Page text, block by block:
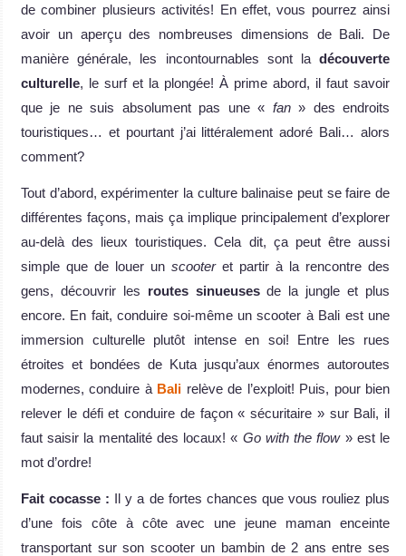
de combiner plusieurs activités! En effet, vous pourrez ainsi
avoir un aperçu des nombreuses dimensions de Bali. De
manière générale, les incontournables sont la découverte
culturelle, le surf et la plongée! À prime abord, il faut savoir
que je ne suis absolument pas une « fan» des endroits
touristiques… et pourtant j’ai littéralement adoré Bali… alors
comment?
Tout d’abord, expérimenter la culture balinaise peut se faire de
différentes façons, mais ça implique principalement d’explorer
au-delà des lieux touristiques. Cela dit, ça peut être aussi
simple que de louer un scooteret partir à la rencontre des
gens, découvrir les routes sinueusesde la jungle et plus
encore. En fait, conduire soi-même un scooter à Bali est une
immersion culturelle plutôt intense en soi! Entre les rues
étroites et bondées de Kuta jusqu’aux énormes autoroutes
modernes, conduire à Bali relève de l’exploit! Puis, pour bien
relever le défi et conduire de façon « sécuritaire » sur Bali, il
faut saisir la mentalité des locaux! « Go with the flow» est le
mot d’ordre!
Fait cocasse : Il y a de fortes chances que vous rouliez plus
d’une fois côte à côte avec une jeune maman enceinte
transportant sur son scooter un bambin de 2 ans entre ses